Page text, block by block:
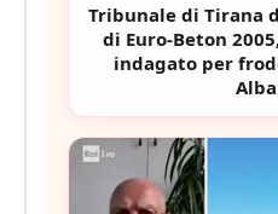
Tribunale di Tirana
di Euro-Beton
indagato per